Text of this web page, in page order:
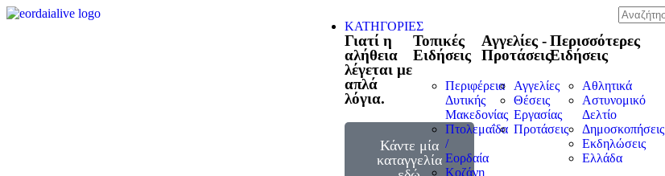
ΚΑΤΗΓΟΡΙΕΣ
Γιατί η
αλήθεια
λέγεται με
απλά
λόγια.
Κάντε μία
καταγγελία
Τοπικές
Ειδήσεις
Περιφέρεια
Δυτικής
Μακεδονίας
Πτολεμαΐδα
/
Εορδαία
Κοζάνη
Αγγελίες -
Προτάσεις
Αγγελίες
Θέσεις
Εργασίας
Προτάσεις
Περισσότερες
Ειδήσεις
Αθλητικά
Αστυνομικό
Δελτίο
Δημοσκοπήσεις
Εκδηλώσεις
Ελλάδα